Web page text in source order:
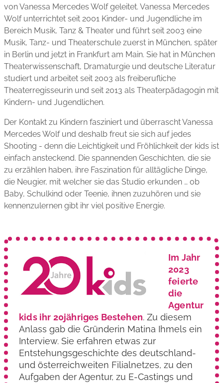
von Vanessa Mercedes Wolf geleitet. Vanessa Mercedes
Wolf unterrichtet seit 2001 Kinder- und Jugendliche im
Bereich Musik, Tanz & Theater und führt seit 2003 eine
Musik, Tanz- und Theater­schule zuerst in München, später
in Berlin und jetzt in Frankfurt am Main. Sie hat in München
Theater­wissenschaft, Dramaturgie und deutsche Literatur
studiert und arbeitet seit 2003 als freiberufliche
Theaterregisseurin und seit 2013 als Theater­pädagogin mit
Kindern- und Jugendlichen.
Der Kontakt zu Kindern fasziniert und überrascht Vanessa
Mercedes Wolf und deshalb freut sie sich auf jedes
Shooting - denn die Leichtigkeit und Fröhlichkeit der kids ist
einfach ansteckend. Die spannenden Geschichten, die sie
zu erzählen haben, ihre Faszination für alltägliche Dinge,
die Neugier, mit welcher sie das Studio erkunden … ob
Baby, Schulkind oder Teenie, ihnen zuzuhören und sie
kennen­zulernen gibt ihr viel positive Energie.
Im Jahr
2023
feierte
die
Agentur
kids ihr 20jähriges Bestehen. Zu diesem
Anlass gab die Gründerin Matina Ihmels ein
Interview. Sie erfahren etwas zur
Entstehungs­geschichte des deutschland-
und österreich­weiten Filialnetzes, zu den
Aufgaben der Agentur, zu E-Castings und